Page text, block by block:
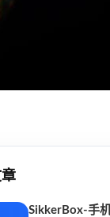
SikkerBox-手